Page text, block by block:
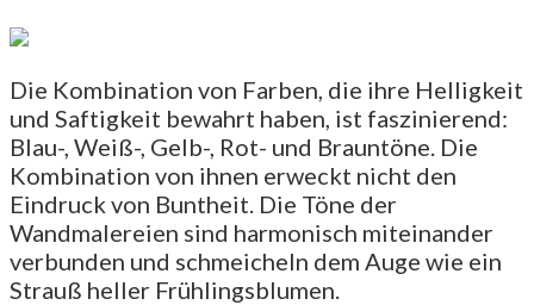
Die Kombination von Farben, die ihre Helligkeit
und Saftigkeit bewahrt haben, ist faszinierend:
Blau-, Weiß-, Gelb-, Rot- und Brauntöne. Die
Kombination von ihnen erweckt nicht den
Eindruck von Buntheit. Die Töne der
Wandmalereien sind harmonisch miteinander
verbunden und schmeicheln dem Auge wie ein
Strauß heller Frühlingsblumen.